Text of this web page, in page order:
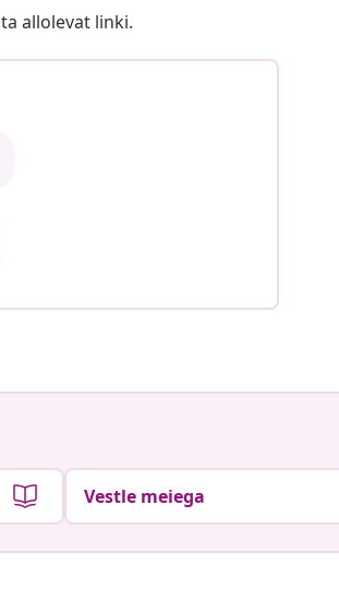
allolevat linki.
Vestle meiega